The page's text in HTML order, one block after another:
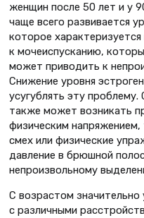
женщин после 50 лет и у
чаще всего развивается
которое
к мочеиспусканию,
может приводить к
Снижение уровня
усугублять эту
также может возникать
физическим напряжением,
смех или физические
давление в брюшной
непроизвольному
С возрастом значительно
с различными